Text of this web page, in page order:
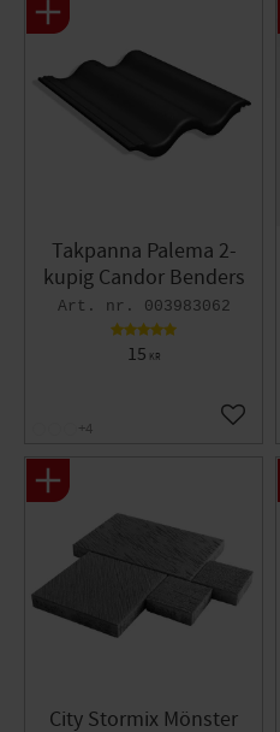
Takpanna Palema 2-
kupig Candor Benders
003983062
15 KR
Lägg
+4
City Stormix Mönster